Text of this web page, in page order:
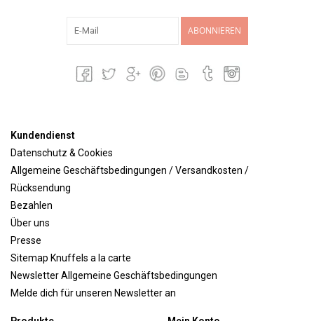
ABONNIEREN
Kundendienst
Datenschutz & Cookies
Allgemeine Geschäftsbedingungen / Versandkosten /
Rücksendung
Bezahlen
Über uns
Presse
Sitemap Knuffels a la carte
Newsletter Allgemeine Geschäftsbedingungen
Melde dich für unseren Newsletter an